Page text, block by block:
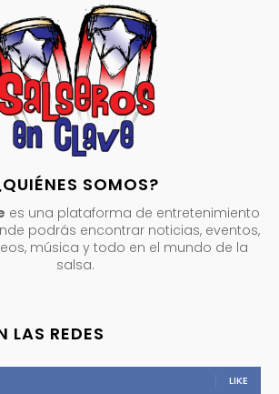
SOMOS?
es una plataforma de entretenimiento
podrás encontrar noticias, eventos,
música y todo en el mundo de la
salsa.
LAS REDES
LIKE